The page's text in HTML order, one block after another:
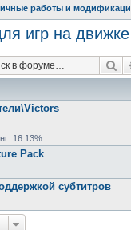
работы и
игр на
16.13%
Pack
субтитров